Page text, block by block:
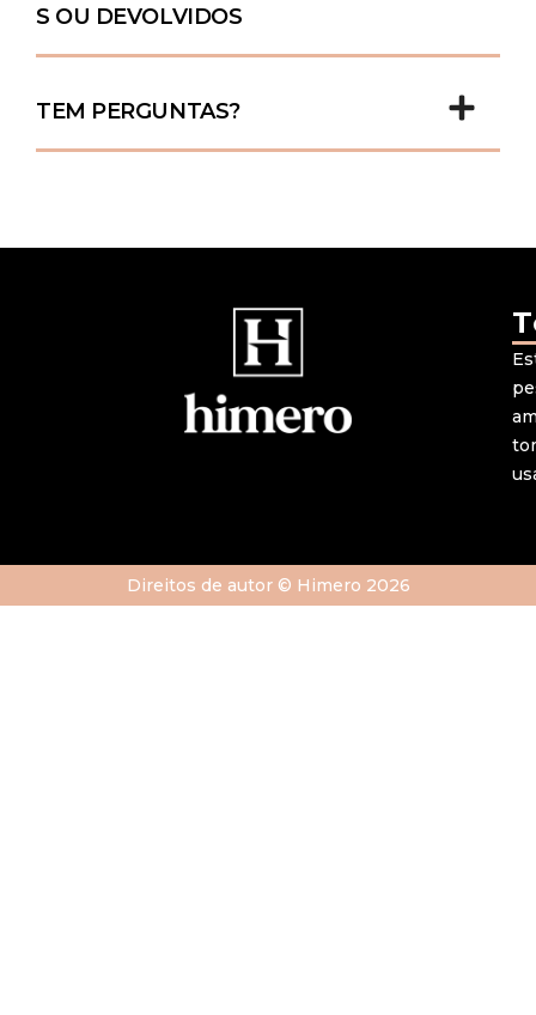
S OU DEVOLVIDOS
TEM PERGUNTAS?
Direitos de autor © Himero 2026